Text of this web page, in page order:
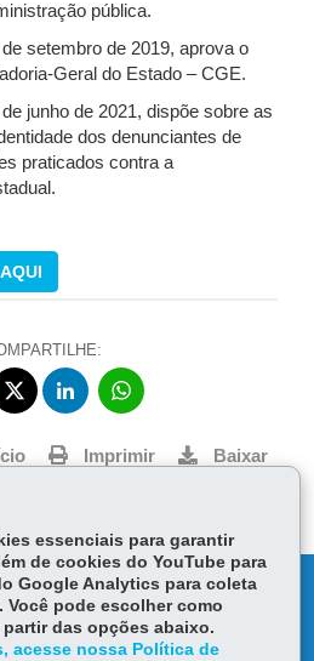
pública.
setembro de 2019, aprova o
Geral do Estado – CGE.
junho de 2021, dispõe sobre as
dos denunciantes de
praticados contra a
Fa
ce
itt
Li
nk
ed
Imprimir Baixar
essenciais para garantir
de cookies do YouTube para
Google Analytics para coleta
pode escolher como
das opções abaixo.
acesse nossa Política de